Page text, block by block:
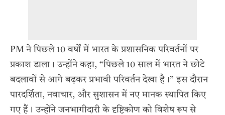
PM ने पिछले 10 वर्षों में भारत के प्रशासनिक परिवर्तनों पर
प्रकाश डाला। उन्होंने कहा, “पिछले 10 साल में भारत ने छोटे
बदलावों से आगे बढ़कर प्रभावी परिवर्तन देखा है।” इस दौरान
पारदर्शिता, नवाचार, और सुशासन में नए मानक स्थापित किए
गए हैं। उन्होंने जनभागीदारी के दृष्टिकोण को विशेष रूप से